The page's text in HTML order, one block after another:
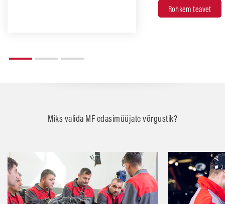
Rohkem teavet
Miks valida MF edasimüüjate võrgustik?